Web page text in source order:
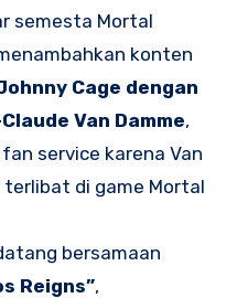
semesta Mortal
konten
Cage dengan
Van Damme,
service karena Van
terlibat di game Mortal
bersamaan
Reigns”,